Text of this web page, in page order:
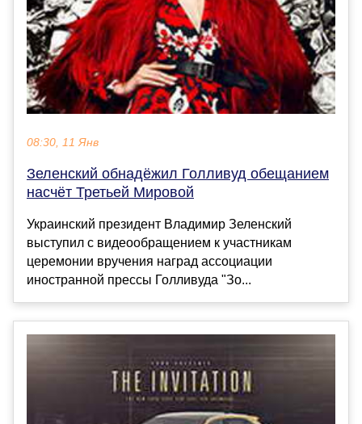
08:30, 11 Янв
Зеленский обнадёжил Голливуд обещанием
насчёт Третьей Мировой
Украинский президент Владимир Зеленский
выступил с видеообращением к участникам
церемонии вручения наград ассоциации
иностранной прессы Голливуда "Зо...